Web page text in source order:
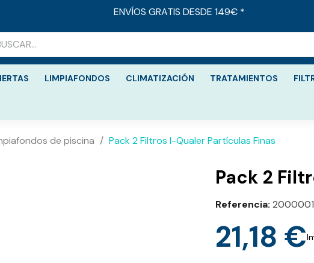
ENVÍOS GRATIS DESDE 149€ *
LIMPIAFONDOS CLIMATIZACIÓN TRATAMIENTOS
de piscina Pack 2 Filtros I-Qualer Partículas Finas
Pack 2
Referencia
21,18 €